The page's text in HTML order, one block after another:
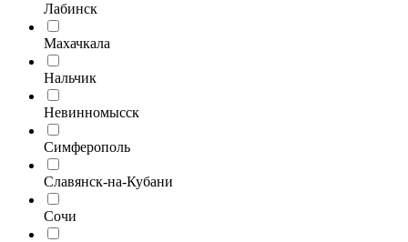
Лабинск
Махачкала
Нальчик
Невинномысск
Симферополь
Славянск-на-Кубани
Сочи